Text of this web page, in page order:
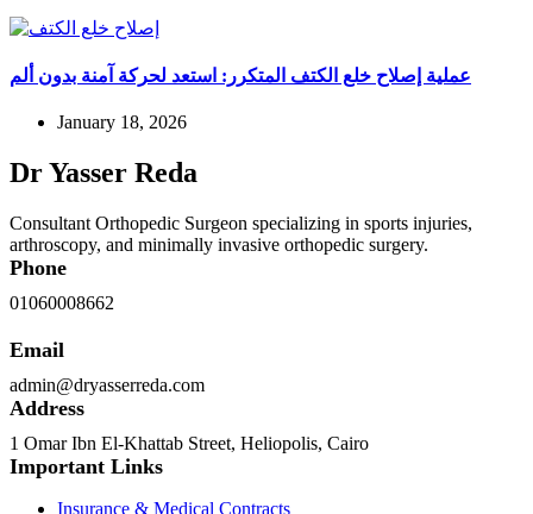
عملية إصلاح خلع الكتف المتكرر: استعد لحركة آمنة بدون ألم
January 18, 2026
Dr Yasser Reda
Consultant Orthopedic Surgeon specializing in sports injuries,
arthroscopy, and minimally invasive orthopedic surgery.
Phone
01060008662
Email
admin@dryasserreda.com
Address
1 Omar Ibn El-Khattab Street, Heliopolis, Cairo
Important Links
Insurance & Medical Contracts